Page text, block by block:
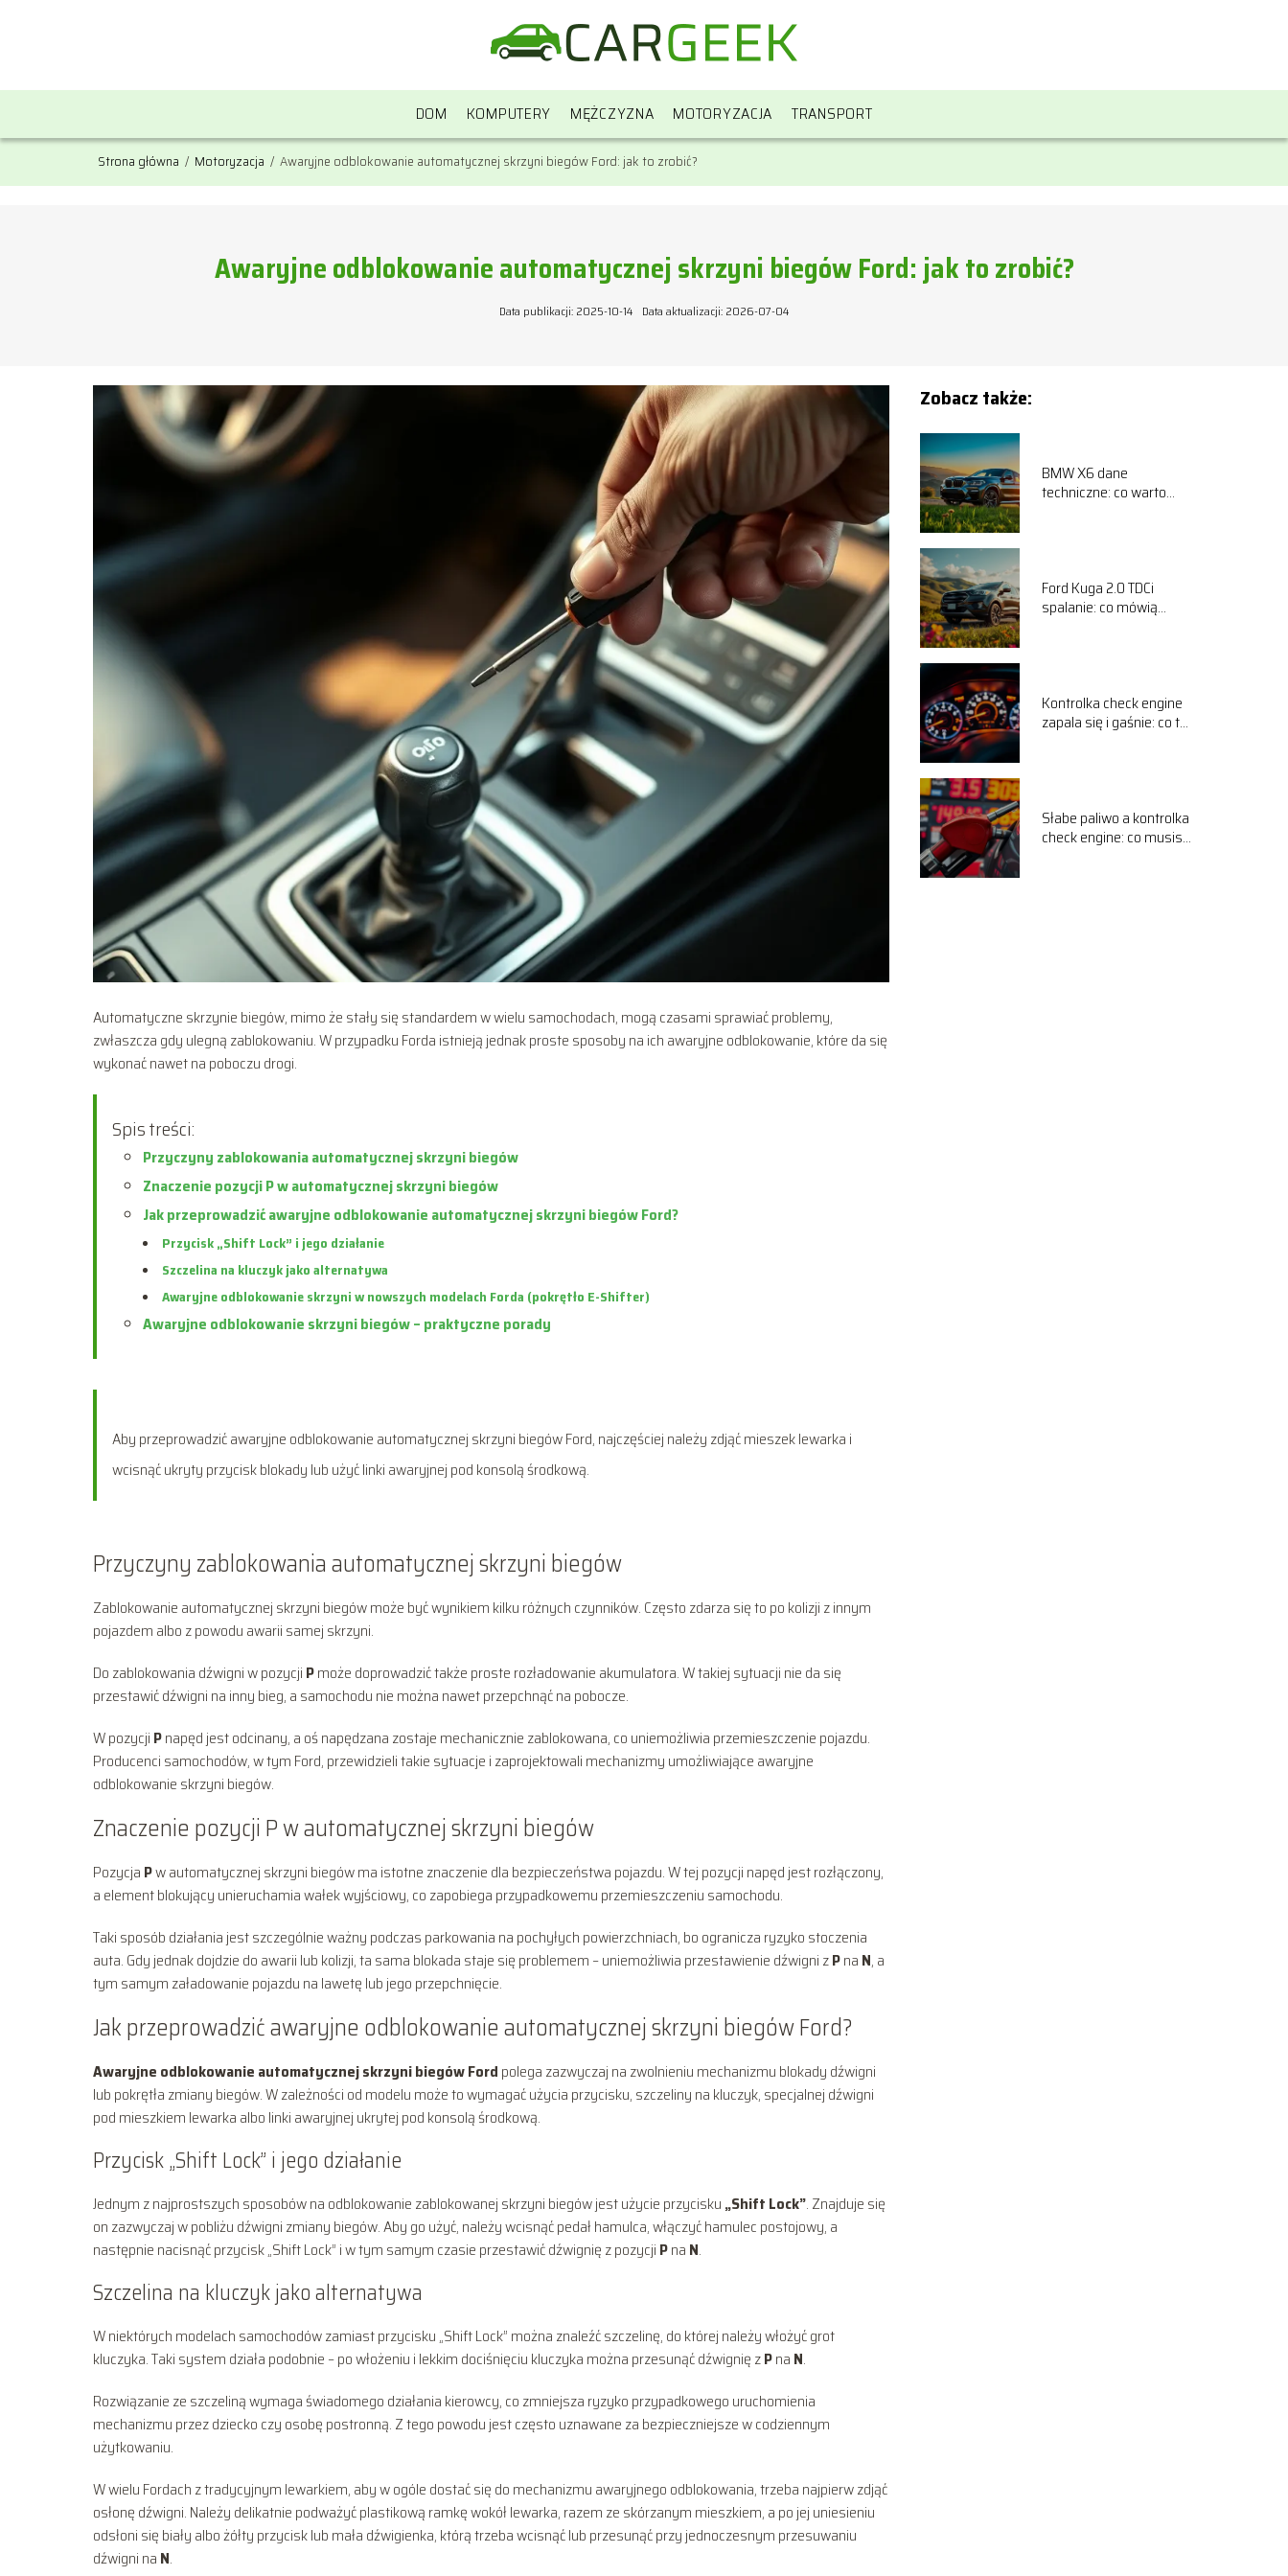
DOM KOMPUTERY MĘŻCZYZNA MOTORYZACJA TRANSPORT
Strona główna / Motoryzacja / Awaryjne odblokowanie automatycznej skrzyni biegów Ford: jak to zrobić?
Awaryjne odblokowanie automatycznej skrzyni biegów Ford: jak to zrobić?
Data publikacji: 2025-10-14 Data aktualizacji: 2026-07-04
Automatyczne skrzynie biegów, mimo że stały się standardem w wielu samochodach, mogą czasami sprawiać problemy,
zwłaszcza gdy ulegną zablokowaniu. W przypadku Forda istnieją jednak proste sposoby na ich awaryjne odblokowanie, które da się
wykonać nawet na poboczu drogi.
Spis treści:
Przyczyny zablokowania automatycznej skrzyni biegów
Znaczenie pozycji P w automatycznej skrzyni biegów
Jak przeprowadzić awaryjne odblokowanie automatycznej skrzyni biegów Ford?
Przycisk „Shift Lock” i jego działanie
Szczelina na kluczyk jako alternatywa
Awaryjne odblokowanie skrzyni w nowszych modelach Forda (pokrętło E-Shifter)
Awaryjne odblokowanie skrzyni biegów – praktyczne porady
Aby przeprowadzić awaryjne odblokowanie automatycznej skrzyni biegów Ford, najczęściej należy zdjąć mieszek lewarka i
wcisnąć ukryty przycisk blokady lub użyć linki awaryjnej pod konsolą środkową.
Przyczyny zablokowania automatycznej skrzyni biegów
Zablokowanie automatycznej skrzyni biegów może być wynikiem kilku różnych czynników. Często zdarza się to po kolizji z innym
pojazdem albo z powodu awarii samej skrzyni.
Do zablokowania dźwigni w pozycji Pmoże doprowadzić także proste rozładowanie akumulatora. W takiej sytuacji nie da się
przestawić dźwigni na inny bieg, a samochodu nie można nawet przepchnąć na pobocze.
W pozycji Pnapęd jest odcinany, a oś napędzana zostaje mechanicznie zablokowana, co uniemożliwia przemieszczenie pojazdu.
Producenci samochodów, w tym Ford, przewidzieli takie sytuacje i zaprojektowali mechanizmy umożliwiające awaryjne
odblokowanie skrzyni biegów.
Znaczenie pozycji P w automatycznej skrzyni biegów
Pozycja Pw automatycznej skrzyni biegów ma istotne znaczenie dla bezpieczeństwa pojazdu. W tej pozycji napęd jest rozłączony,
a element blokujący unieruchamia wałek wyjściowy, co zapobiega przypadkowemu przemieszczeniu samochodu.
Taki sposób działania jest szczególnie ważny podczas parkowania na pochyłych powierzchniach, bo ogranicza ryzyko stoczenia
auta. Gdy jednak dojdzie do awarii lub kolizji, ta sama blokada staje się problemem – uniemożliwia przestawienie dźwigni zPna N, a
tym samym załadowanie pojazdu na lawetę lub jego przepchnięcie.
Jak przeprowadzić awaryjne odblokowanie automatycznej skrzyni biegów Ford?
Awaryjne odblokowanie automatycznej skrzyni biegów Ford polega zazwyczaj na zwolnieniu mechanizmu blokady dźwigni
lub pokrętła zmiany biegów. W zależności od modelu może to wymagać użycia przycisku, szczeliny na kluczyk, specjalnej dźwigni
pod mieszkiem lewarka albo linki awaryjnej ukrytej pod konsolą środkową.
Przycisk „Shift Lock” i jego działanie
Jednym z najprostszych sposobów na odblokowanie zablokowanej skrzyni biegów jest użycie przycisku „Shift Lock”. Znajduje się
on zazwyczaj w pobliżu dźwigni zmiany biegów. Aby go użyć, należy wcisnąć pedał hamulca, włączyć hamulec postojowy, a
następnie nacisnąć przycisk „Shift Lock” i w tym samym czasie przestawić dźwignię z pozycji Pna N.
Szczelina na kluczyk jako alternatywa
W niektórych modelach samochodów zamiast przycisku „Shift Lock” można znaleźć szczelinę, do której należy włożyć grot
kluczyka. Taki system działa podobnie – po włożeniu i lekkim dociśnięciu kluczyka można przesunąć dźwignię zPna N.
Rozwiązanie ze szczeliną wymaga świadomego działania kierowcy, co zmniejsza ryzyko przypadkowego uruchomienia
mechanizmu przez dziecko czy osobę postronną. Z tego powodu jest często uznawane za bezpieczniejsze w codziennym
użytkowaniu.
W wielu Fordach z tradycyjnym lewarkiem, aby w ogóle dostać się do mechanizmu awaryjnego odblokowania, trzeba najpierw zdjąć
osłonę dźwigni. Należy delikatnie podważyć plastikową ramkę wokół lewarka, razem ze skórzanym mieszkiem, a po jej uniesieniu
odsłoni się biały albo żółty przycisk lub mała dźwigienka, którą trzeba wcisnąć lub przesunąć przy jednoczesnym przesuwaniu
dźwigni na N.
Zobacz także:
BMW X6 dane
techniczne: co warto
Ford Kuga 2.0 TDCi
spalanie: co mówią
Kontrolka check engine
zapala się i gaśnie: co to
Słabe paliwo a kontrolka
check engine: co musisz